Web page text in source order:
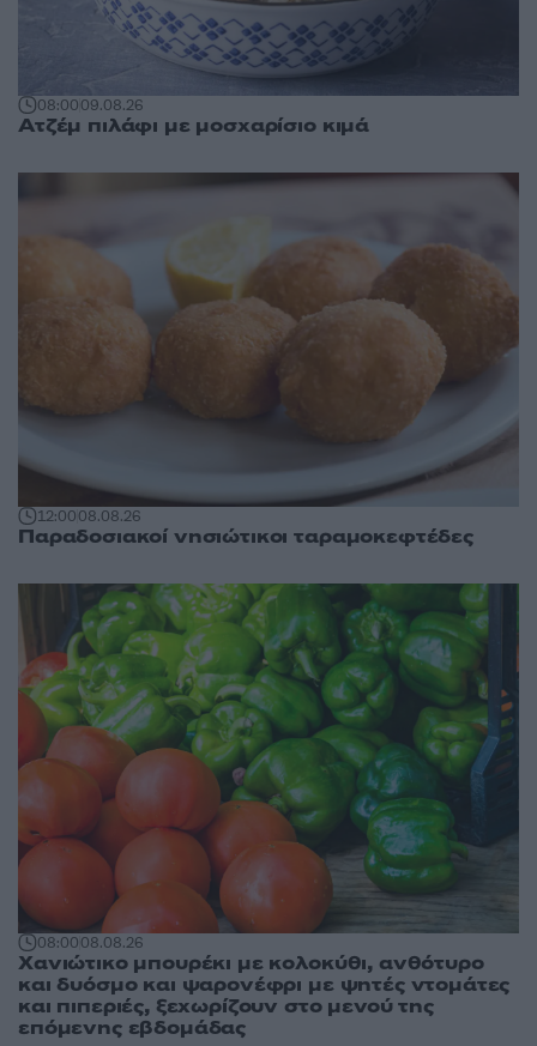
08:0009.08.26
Ατζέμ πιλάφι με μοσχαρίσιο κιμά
12:0008.08.26
Παραδοσιακοί νησιώτικοι ταραμοκεφτέδες
08:0008.08.26
Χανιώτικο μπουρέκι με κολοκύθι, ανθότυρο
και δυόσμο και ψαρονέφρι με ψητές ντομάτες
και πιπεριές, ξεχωρίζουν στο μενού της
επόμενης εβδομάδας